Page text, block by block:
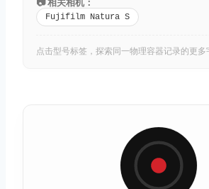
Fujifilm Natura S
点击型号标签，探索同一物理容器记录的更多